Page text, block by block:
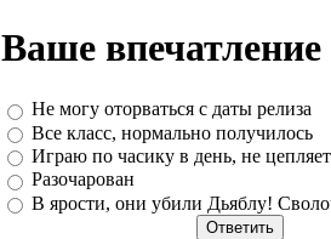
Ваше впечатление
Не могу оторваться с даты релиза
Все класс, нормально получилось
Играю по часику в день, не цепляет
Разочарован
В ярости, они убили Дьяблу!